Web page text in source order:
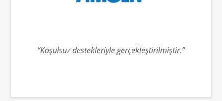
“Koşulsuz destekleriyle gerçekleştirilmiştir.”